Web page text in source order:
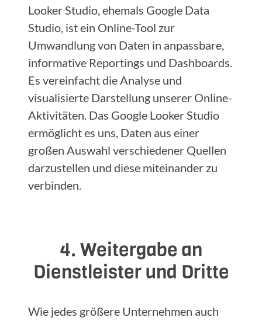
Looker Studio, ehemals Google Data
Studio, ist ein Online-Tool zur
Umwandlung von Daten in anpassbare,
informative Reportings und Dashboards.
Es vereinfacht die Analyse und
visualisierte Darstellung unserer Online-
Aktivitäten. Das Google Looker Studio
ermöglicht es uns, Daten aus einer
großen Auswahl verschiedener Quellen
darzustellen und diese miteinander zu
verbinden.
4. Weitergabe an
Dienstleister und Dritte
Wie jedes größere Unternehmen auch